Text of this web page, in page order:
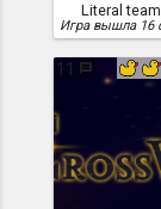
Literal
Игра вышла 16
11